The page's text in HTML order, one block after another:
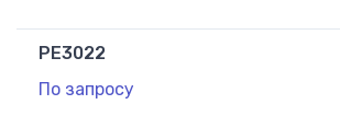
PE3022
По запросу